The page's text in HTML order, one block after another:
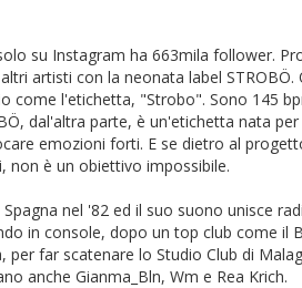
su Instagram ha 663mila follower.
artisti con la neonata label STROBÖ.
come l'etichetta, "Strobo". Sono 145
dal'altra parte, è un'etichetta nata
emozioni forti. E se dietro al
non è un obiettivo impossibile.
nel '82 ed il suo suono unisce
in console, dopo un top club come il
per far scatenare lo Studio Club di
anche Gianma_Bln, Wm e Rea Krich.